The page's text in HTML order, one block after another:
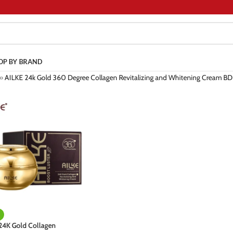
BY BRAND
AILKE 24k Gold 360 Degree Collagen Revitalizing and Whitening Cream BD
Gold Collagen